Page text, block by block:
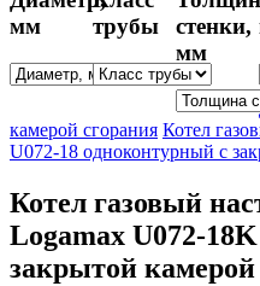
мм
трубы
стенки,
мм
камерой сгорания Котел
U072-18 одноконтурный с
Котел газовый
Logamax U072-
закрытой камерой